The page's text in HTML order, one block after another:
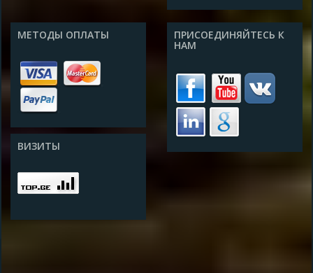
МЕТОДЫ ОПЛАТЫ
ВИЗИТЫ
ПРИСОЕДИНЯЙТЕСЬ К
НАМ